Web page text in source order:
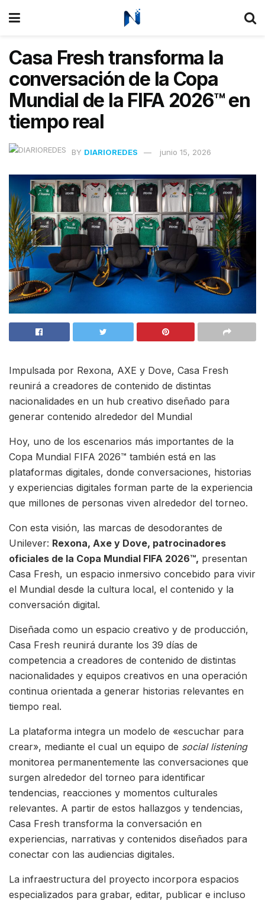
Casa Fresh transforma la
conversación de la Copa
Mundial de la FIFA 2026™ en
tiempo real
BY DIARIOREDES junio 15, 2026
Impulsada por Rexona, AXE y Dove, Casa Fresh
reunirá a creadores de contenido de distintas
nacionalidades en un hub creativo diseñado para
generar contenido alrededor del Mundial
Hoy, uno de los escenarios más importantes de la
Copa Mundial FIFA 2026™ también está en las
plataformas digitales, donde conversaciones, historias
y experiencias digitales forman parte de la experiencia
que millones de personas viven alrededor del torneo.
Con esta visión, las marcas de desodorantes de
Unilever: Rexona, Axe y Dove, patrocinadores
oficiales de la Copa Mundial FIFA 2026™, presentan
Casa Fresh, un espacio inmersivo concebido para vivir
el Mundial desde la cultura local, el contenido y la
conversación digital.
Diseñada como un espacio creativo y de producción,
Casa Fresh reunirá durante los 39 días de
competencia a creadores de contenido de distintas
nacionalidades y equipos creativos en una operación
continua orientada a generar historias relevantes en
tiempo real.
La plataforma integra un modelo de «escuchar para
crear», mediante el cual un equipo de social listening
monitorea permanentemente las conversaciones que
surgen alrededor del torneo para identificar
tendencias, reacciones y momentos culturales
relevantes. A partir de estos hallazgos y tendencias,
Casa Fresh transforma la conversación en
experiencias, narrativas y contenidos diseñados para
conectar con las audiencias digitales.
La infraestructura del proyecto incorpora espacios
especializados para grabar, editar, publicar e incluso